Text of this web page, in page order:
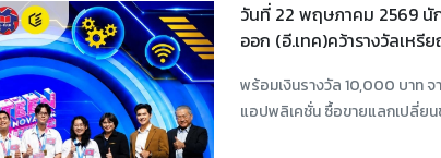
วันที่ 22 พฤษภาคม 2569 นั
ออก (อี.เทค)คว้ารางวัลเหรี
พร้อมเงินรางวัล 10,000 บาท จ
แอปพลิเคชั่น ซื้อขายแลกเปลี่ย